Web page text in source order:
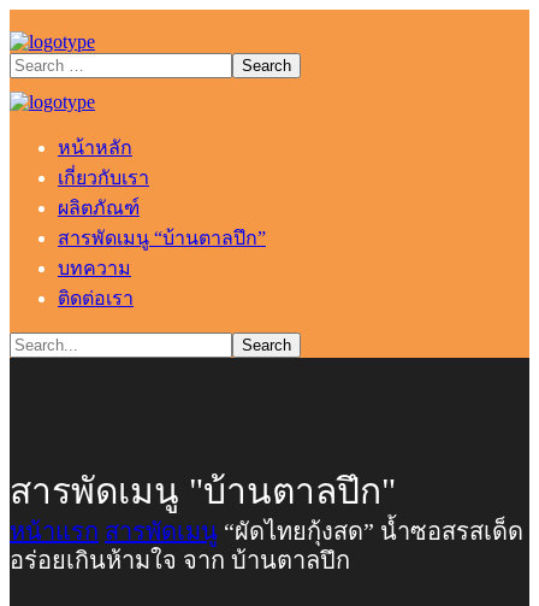
หน้าหลัก
เกี่ยวกับเรา
ผลิตภัณฑ์
สารพัดเมนู “บ้านตาลปึก”
บทความ
ติดต่อเรา
สารพัดเมนู "บ้านตาลปึก"
หน้าแรก สารพัดเมนู “ผัดไทยกุ้งสด” น้ำซอสรสเด็ด
อร่อยเกินห้ามใจ จาก บ้านตาลปึก